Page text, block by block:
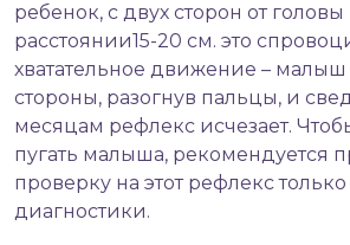
ребенок, с двух сторон от головы
расстоянии15-20 см. это
хватательное движение – малыш
стороны, разогнув пальцы, и
месяцам рефлекс исчезает.
пугать малыша, рекомендуется
проверку на этот рефлекс
диагностики.